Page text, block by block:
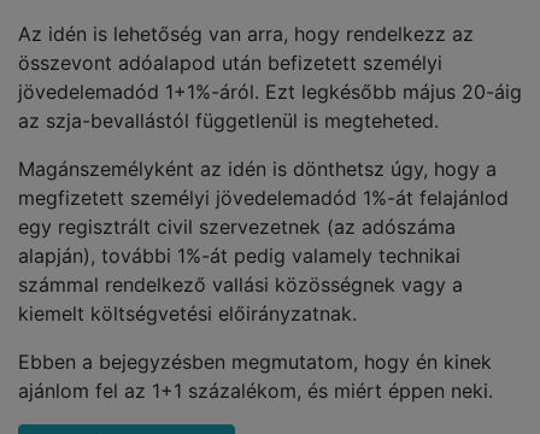
Az idén is lehetőség van arra, hogy rendelkezz az
összevont adóalapod után befizetett személyi
jövedelemadód 1+1%-áról. Ezt legkésőbb május 20-áig
az szja-bevallástól függetlenül is megteheted.
Magánszemélyként az idén is dönthetsz úgy, hogy a
megfizetett személyi jövedelemadód 1%-át felajánlod
egy regisztrált civil szervezetnek (az adószáma
alapján), további 1%-át pedig valamely technikai
számmal rendelkező vallási közösségnek vagy a
kiemelt költségvetési előirányzatnak.
Ebben a bejegyzésben megmutatom, hogy én kinek
ajánlom fel az 1+1 százalékom, és miért éppen neki.